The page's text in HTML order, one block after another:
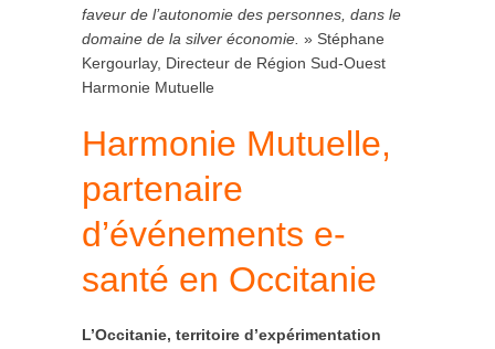
faveur de l’autonomie des personnes, dans le
domaine de la silver économie. » Stéphane
Kergourlay, Directeur de Région Sud-Ouest
Harmonie Mutuelle
Harmonie Mutuelle,
partenaire
d’événements e-
santé en Occitanie
L’Occitanie, territoire d’expérimentation